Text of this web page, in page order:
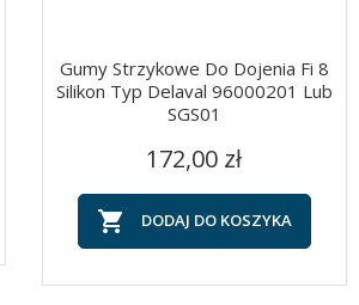
Gumy Strzykowe Do Dojenia Fi 8
Silikon Typ Delaval 96000201 Lub
SGS01
Cena
172,00 zł
 DODAJ DO KOSZYKA